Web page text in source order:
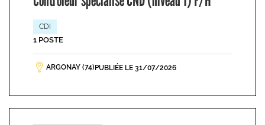
CDI
1 POSTE
ARGONAY (74) PUBLIÉE LE 31/07/2026